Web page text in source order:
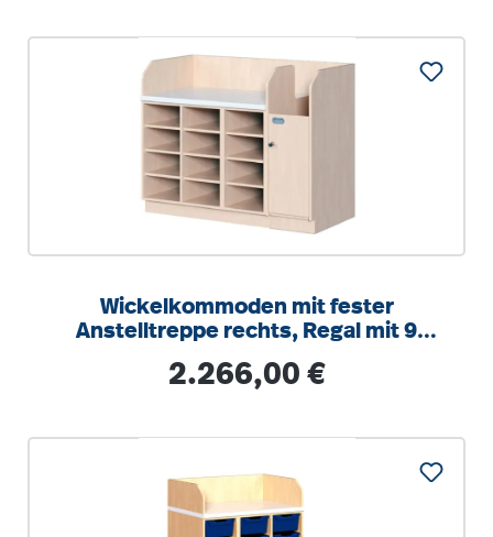
Wickelkommoden mit fester
Anstelltreppe rechts, Regal mit 9
Regulärer Preis:
2.266,00 €